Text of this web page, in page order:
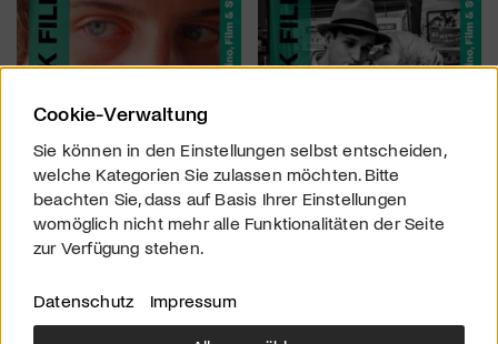
Cookie-Verwaltung
Sie können in den Einstellungen selbst entscheiden,
welche Kategorien Sie zulassen möchten. Bitte
beachten Sie, dass auf Basis Ihrer Einstellungen
womöglich nicht mehr alle Funktionalitäten der Seite
zur Verfügung stehen.
Datenschutz Impressum